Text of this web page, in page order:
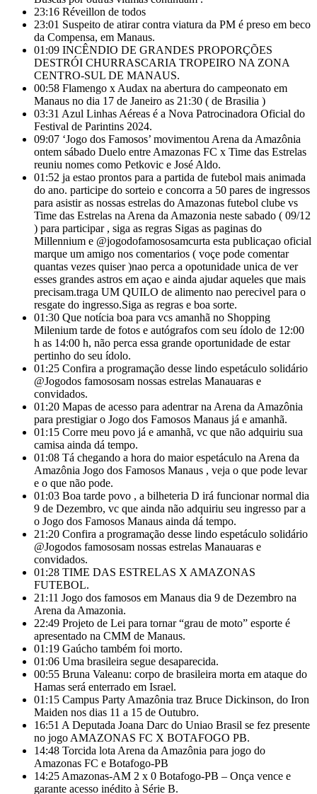
23:16 Réveillon de todos
23:01 Suspeito de atirar contra viatura da PM é preso em beco
da Compensa, em Manaus.
01:09 INCÊNDIO DE GRANDES PROPORÇÕES
DESTRÓI CHURRASCARIA TROPEIRO NA ZONA
CENTRO-SUL DE MANAUS.
00:58 Flamengo x Audax na abertura do campeonato em
Manaus no dia 17 de Janeiro as 21:30 ( de Brasilia )
03:31 Azul Linhas Aéreas é a Nova Patrocinadora Oficial do
Festival de Parintins 2024.
09:07 ‘Jogo dos Famosos’ movimentou Arena da Amazônia
ontem sábado Duelo entre Amazonas FC x Time das Estrelas
reuniu nomes como Petkovic e José Aldo.
01:52 ja estao prontos para a partida de futebol mais animada
do ano. participe do sorteio e concorra a 50 pares de ingressos
para asistir as nossas estrelas do Amazonas futebol clube vs
Time das Estrelas na Arena da Amazonia neste sabado ( 09/12
) para participar , siga as regras Sigas as paginas do
Millennium e @jogodofamososamcurta esta publicaçao oficial
marque um amigo nos comentarios ( voçe pode comentar
quantas vezes quiser )nao perca a opotunidade unica de ver
esses grandes astros em açao e ainda ajudar aqueles que mais
precisam.traga UM QUILO de alimento nao perecivel para o
resgate do ingresso.Siga as regras e boa sorte.
01:30 Que notícia boa para vcs amanhã no Shopping
Milenium tarde de fotos e autógrafos com seu ídolo de 12:00
h as 14:00 h, não perca essa grande oportunidade de estar
pertinho do seu ídolo.
01:25 Confira a programação desse lindo espetáculo solidário
@Jogodos famososam nossas estrelas Manauaras e
convidados.
01:20 Mapas de acesso para adentrar na Arena da Amazônia
para prestigiar o Jogo dos Famosos Manaus já e amanhã.
01:15 Corre meu povo já e amanhã, vc que não adquiriu sua
camisa ainda dá tempo.
01:08 Tá chegando a hora do maior espetáculo na Arena da
Amazônia Jogo dos Famosos Manaus , veja o que pode levar
e o que não pode.
01:03 Boa tarde povo , a bilheteria D irá funcionar normal dia
9 de Dezembro, vc que ainda não adquiriu seu ingresso par a
o Jogo dos Famosos Manaus ainda dá tempo.
21:20 Confira a programação desse lindo espetáculo solidário
@Jogodos famososam nossas estrelas Manauaras e
convidados.
01:28 TIME DAS ESTRELAS X AMAZONAS
FUTEBOL.
21:11 Jogo dos famosos em Manaus dia 9 de Dezembro na
Arena da Amazonia.
22:49 Projeto de Lei para tornar “grau de moto” esporte é
apresentado na CMM de Manaus.
01:19 Gaúcho também foi morto.
01:06 Uma brasileira segue desaparecida.
00:55 Bruna Valeanu: corpo de brasileira morta em ataque do
Hamas será enterrado em Israel.
01:15 Campus Party Amazônia traz Bruce Dickinson, do Iron
Maiden nos dias 11 a 15 de Outubro.
16:51 A Deputada Joana Darc do Uniao Brasil se fez presente
no jogo AMAZONAS FC X BOTAFOGO PB.
14:48 Torcida lota Arena da Amazônia para jogo do
Amazonas FC e Botafogo-PB
14:25 Amazonas-AM 2 x 0 Botafogo-PB – Onça vence e
garante acesso inédito à Série B.